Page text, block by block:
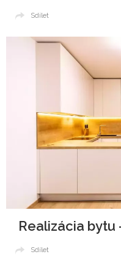
Sdílet
Realizácia bytu
Sdílet